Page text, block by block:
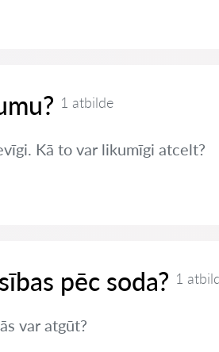
1 atbilde
Kā to var likumīgi atcelt?
pēc soda? 1
var atgūt?